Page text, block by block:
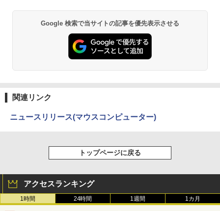
Google 検索で当サイトの記事を優先表示させる
関連リンク
ニュースリリース(マウスコンピューター)
トップページに戻る
アクセスランキング
1時間 24時間 1週間 1カ月